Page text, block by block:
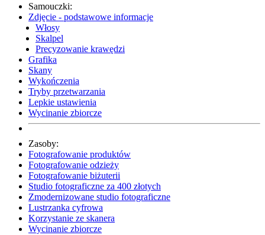
Samouczki:
Zdjęcie - podstawowe informacje
Włosy
Skalpel
Precyzowanie krawędzi
Grafika
Skany
Wykończenia
Tryby przetwarzania
Lepkie ustawienia
Wycinanie zbiorcze
Zasoby:
Fotografowanie produktów
Fotografowanie odzieży
Fotografowanie biżuterii
Studio fotograficzne za 400 złotych
Zmodernizowane studio fotograficzne
Lustrzanka cyfrowa
Korzystanie ze skanera
Wycinanie zbiorcze